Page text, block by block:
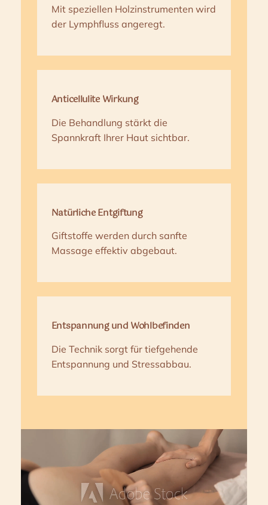
Mit speziellen Holzinstrumenten wird
der Lymphfluss angeregt.
Anticellulite Wirkung
Die Behandlung stärkt die
Spannkraft Ihrer Haut sichtbar.
Natürliche Entgiftung
Giftstoffe werden durch sanfte
Massage effektiv abgebaut.
Entspannung und Wohlbefinden
Die Technik sorgt für tiefgehende
Entspannung und Stressabbau.